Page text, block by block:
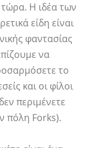
Η ιδέα των
είδη είναι
φαντασίας
να
το
και οι φίλοι
περιμένετε
πόλη Forks).